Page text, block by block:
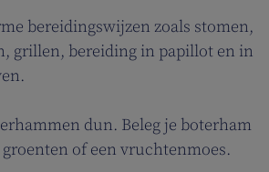
bereidingswijzen zoals stomen,
grillen, bereiding in papillot en in
dun. Beleg je boterham
of een vruchtenmoes.